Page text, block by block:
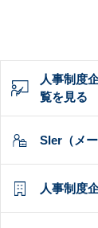
人事制度
覧を見る
SIer（メ
人事制度